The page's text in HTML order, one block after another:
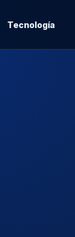
Tecnología